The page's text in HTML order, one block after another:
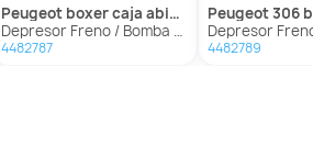
peugeot boxer caja abierta (rs2850)(330)('02->)
Depresor Freno / Bomba Vacio para Peugeot Boxer Caja Abierta (Rs2850)(330)('02->)
4482787
peugeot306
Depresor Freno / Bomba Vacio para
4482789